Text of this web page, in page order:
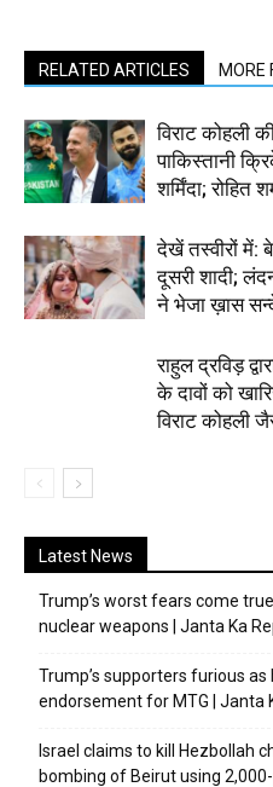
RELATED ARTICLES MORE
विराट कोहली
पाकिस्तानी
शर्मिंदा; रोहित
देखें तस्वीरों में:
दूसरी शादी;
ने भेजा ख़ास
राहुल द्रविड़
के दावों को
विराट कोहली
Latest News
Trump’s worst fears come
nuclear weapons | Janta Ka
Trump’s supporters furious
endorsement for MTG | Janta
Israel claims to kill Hezbollah
bombing of Beirut using